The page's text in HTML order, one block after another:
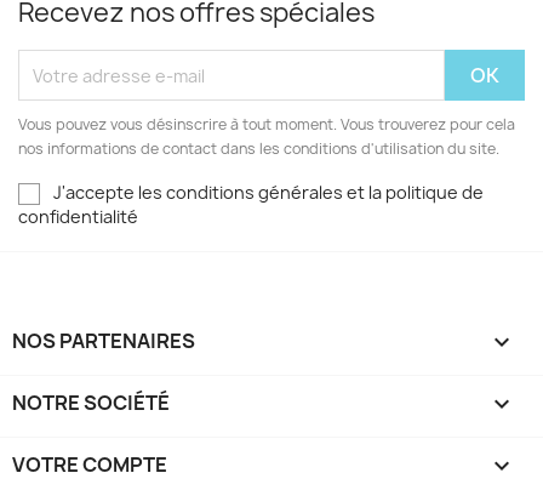
Recevez nos offres spéciales
Vous pouvez vous désinscrire à tout moment. Vous trouverez pour cela
nos informations de contact dans les conditions d'utilisation du site.
J'accepte les conditions générales et la politique de
confidentialité
NOS PARTENAIRES 
NOTRE SOCIÉTÉ 
VOTRE COMPTE 